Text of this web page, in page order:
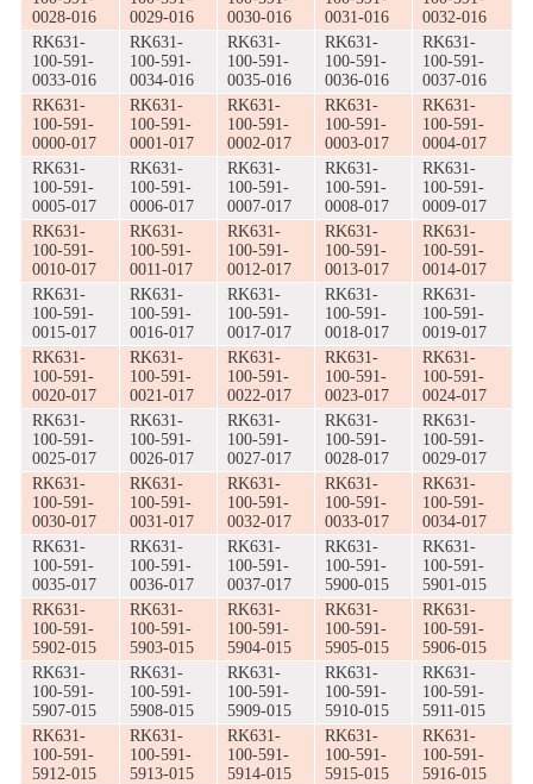
0028-016
0029-016
0030-016
0031-016
0032-016
RK631-
100-591-
0033-016
RK631-
100-591-
0034-016
RK631-
100-591-
0035-016
RK631-
100-591-
0036-016
RK631-
100-591-
0037-016
RK631-
100-591-
0000-017
RK631-
100-591-
0001-017
RK631-
100-591-
0002-017
RK631-
100-591-
0003-017
RK631-
100-591-
0004-017
RK631-
100-591-
0005-017
RK631-
100-591-
0006-017
RK631-
100-591-
0007-017
RK631-
100-591-
0008-017
RK631-
100-591-
0009-017
RK631-
100-591-
0010-017
RK631-
100-591-
0011-017
RK631-
100-591-
0012-017
RK631-
100-591-
0013-017
RK631-
100-591-
0014-017
RK631-
100-591-
0015-017
RK631-
100-591-
0016-017
RK631-
100-591-
0017-017
RK631-
100-591-
0018-017
RK631-
100-591-
0019-017
RK631-
100-591-
0020-017
RK631-
100-591-
0021-017
RK631-
100-591-
0022-017
RK631-
100-591-
0023-017
RK631-
100-591-
0024-017
RK631-
100-591-
0025-017
RK631-
100-591-
0026-017
RK631-
100-591-
0027-017
RK631-
100-591-
0028-017
RK631-
100-591-
0029-017
RK631-
100-591-
0030-017
RK631-
100-591-
0031-017
RK631-
100-591-
0032-017
RK631-
100-591-
0033-017
RK631-
100-591-
0034-017
RK631-
100-591-
0035-017
RK631-
100-591-
0036-017
RK631-
100-591-
0037-017
RK631-
100-591-
5900-015
RK631-
100-591-
5901-015
RK631-
100-591-
5902-015
RK631-
100-591-
5903-015
RK631-
100-591-
5904-015
RK631-
100-591-
5905-015
RK631-
100-591-
5906-015
RK631-
100-591-
5907-015
RK631-
100-591-
5908-015
RK631-
100-591-
5909-015
RK631-
100-591-
5910-015
RK631-
100-591-
5911-015
RK631-
100-591-
5912-015
RK631-
100-591-
5913-015
RK631-
100-591-
5914-015
RK631-
100-591-
5915-015
RK631-
100-591-
5916-015